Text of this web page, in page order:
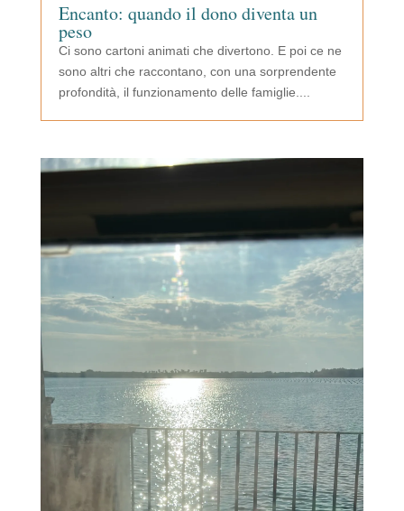
Encanto: quando il dono diventa un
peso
Ci sono cartoni animati che divertono. E poi ce ne
sono altri che raccontano, con una sorprendente
profondità, il funzionamento delle famiglie....